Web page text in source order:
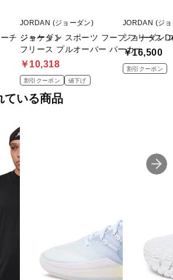
チ ジャケット
JORDAN (ジョーダン)
ジョーダン スポーツ フープ フリース
フリース プルオーバー パーカー
￥10,318
割引クーポン 値下げ
JORDAN (ジ
ジョーダン
￥16,500
割引クーポン
ている商品